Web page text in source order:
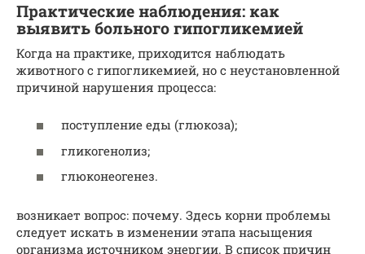
Практические наблюдения: как
выявить больного гипогликемией
Когда на практике, приходится наблюдать
животного с гипогликемией, но с неустановленной
причиной нарушения процесса:
поступление еды (глюкоза);
гликогенолиз;
глюконеогенез.
возникает вопрос: почему. Здесь корни проблемы
следует искать в изменении этапа насыщения
организма источником энергии. В список причин